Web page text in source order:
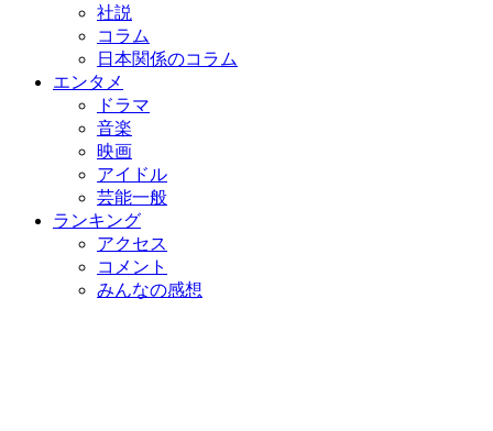
社説
コラム
日本関係のコラム
エンタメ
ドラマ
音楽
映画
アイドル
芸能一般
ランキング
アクセス
コメント
みんなの感想